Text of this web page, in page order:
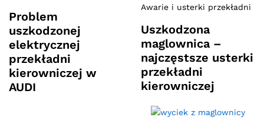
Problem
uszkodzonej
elektrycznej
przekładni
kierowniczej w
AUDI
Awarie i usterki przekładni
Uszkodzona
maglownica –
najczęstsze usterki
przekładni
kierowniczej